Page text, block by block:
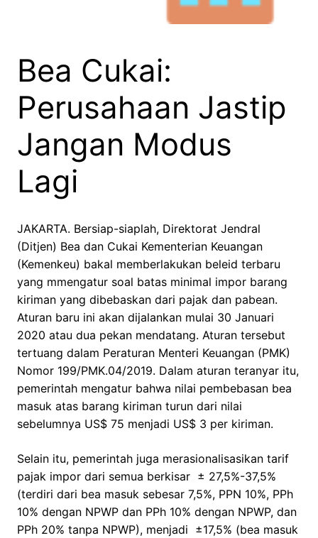
Bea Cukai:
Perusahaan Jastip
Jangan Modus
Lagi
JAKARTA. Bersiap-siaplah, Direktorat Jendral
(Ditjen) Bea dan Cukai Kementerian Keuangan
(Kemenkeu) bakal memberlakukan beleid terbaru
yang mmengatur soal batas minimal impor barang
kiriman yang dibebaskan dari pajak dan pabean.
Aturan baru ini akan dijalankan mulai 30 Januari
2020 atau dua pekan mendatang. Aturan tersebut
tertuang dalam Peraturan Menteri Keuangan (PMK)
Nomor 199/PMK.04/2019. Dalam aturan teranyar itu,
pemerintah mengatur bahwa nilai pembebasan bea
masuk atas barang kiriman turun dari nilai
sebelumnya US$ 75 menjadi US$ 3 per kiriman.
Selain itu, pemerintah juga merasionalisasikan tarif
pajak impor dari semua berkisar ± 27,5%-37,5%
(terdiri dari bea masuk sebesar 7,5%, PPN 10%, PPh
10% dengan NPWP dan PPh 10% dengan NPWP, dan
PPh 20% tanpa NPWP), menjadi ±17,5% (bea masuk